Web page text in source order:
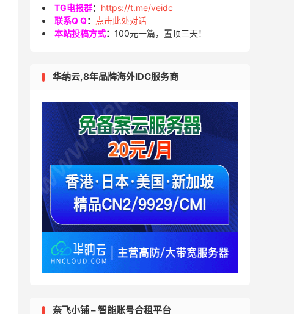
TG电报群： https://t.me/veidc
联系Q Q：
点击此处对话
本站投稿方式： 100元一篇，置顶三天！
华纳云,8年品牌海外IDC服务商
奈飞小铺 – 智能账号合租平台